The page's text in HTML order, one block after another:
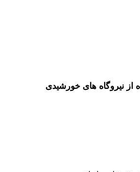
از نیروگاه‏ های خورشیدی